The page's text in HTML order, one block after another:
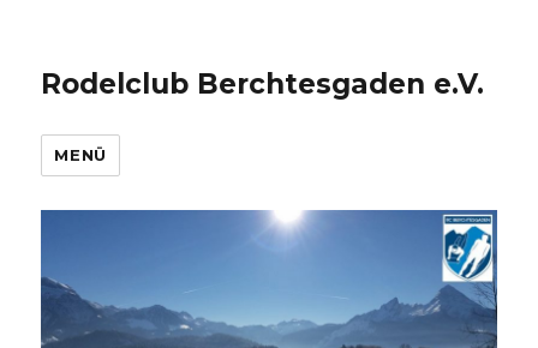
Rodelclub Berchtesgaden e.V.
MENÜ